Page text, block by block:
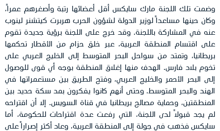
وضمت تلك اللجنة مارك سايكس أقل أعضائها رتبة وأصغرهم عمراً،
وكان حينها مساعداً لوزير الدولة لشؤون الحرب هربرت كيتشنر لينوب
عنه في المشاركة باللجنة. وقد خرج على اللجنة برؤية جديدة تقوم
على اقتسام المنطقة العربية، عبر خلق حزام من الأقطار تحكمها
بريطانيا، وتمتد من سواحل البحر المتوسط إلى الخليج العربي على
تخوم بلاد فارس. الهدف منها إغلاق المنطقة بوجه أي قوى للوصول
إلى البحر الأحمر والخليج العربي، وفتح الطريق بين مستعمراتها في
الهند والبحر المتوسط. وحتى أنهم كانوا يفكرون بمد سكة حديد بين
المنطقتين، وحماية مصالح بريطانيا في قناة السويس. إلا أن اقتراحه
لم يجد قبولاً لدى اللجنة، التي رفعت عدة اقتراحات للحكومة، أما
سايكس فذهب في جولة إلى المنطقة العربية، وعاد أكثر إصراراً على